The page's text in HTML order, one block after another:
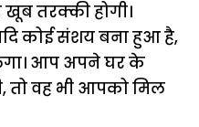
तरक्की होगी।
कोई संशय बना हुआ है,
आप अपने घर के
तो वह भी आपको मिल